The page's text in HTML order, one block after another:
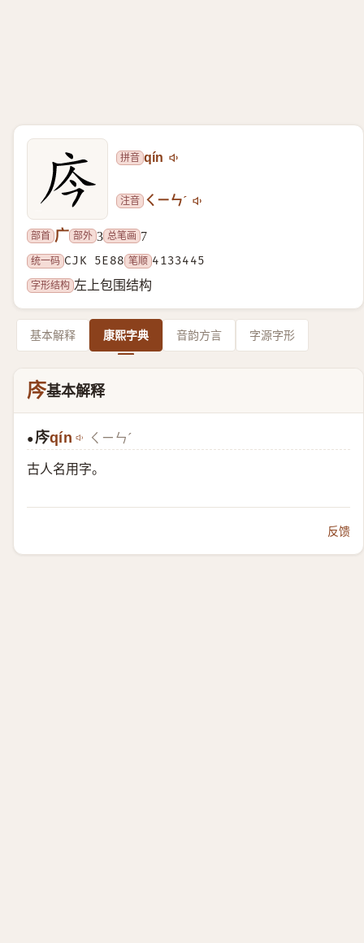
拼音 qín
注音 ㄑㄧㄣˊ
部首 广 部外 3 总笔画 7
统一码 CJK 5E88 笔顺 4133445
字形结构 左上包围结构
基本解释 康熙字典 音韵方言 字源字形
庈基本解释
●庈qín ㄑㄧㄣˊ
古人名用字。
反馈